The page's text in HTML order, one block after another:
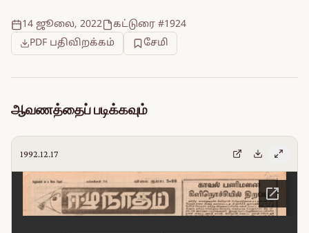
14 ஜூலை, 2022
கட்டுரை #1924
PDF பதிவிறக்கம்
சேமி
ஆவணத்தைப் படிக்கவும்
1992.12.17